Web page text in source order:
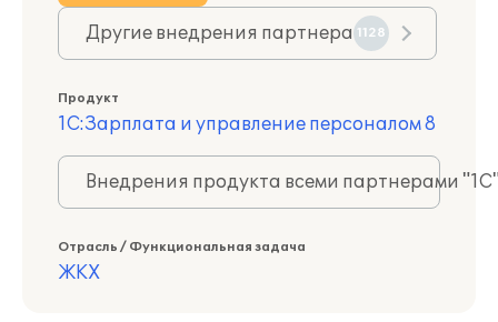
Другие внедрения партнера 1128
Продукт
1С:Зарплата и управление персоналом 8
Внедрения продукта всеми партнерами
Отрасль / Функциональная задача
ЖКХ